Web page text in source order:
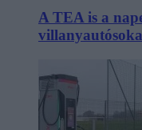
A TEA is a